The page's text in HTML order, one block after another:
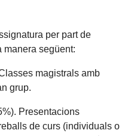
per part de
manera següent:
magistrals amb
grup.
Presentacions
de curs (individuals o